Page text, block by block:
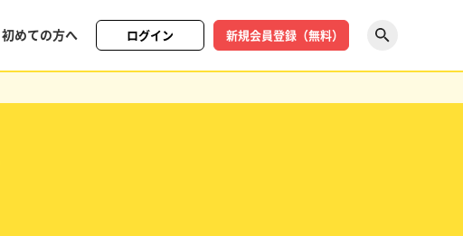
初めての方へ ログイン 新規会員登録（無料）